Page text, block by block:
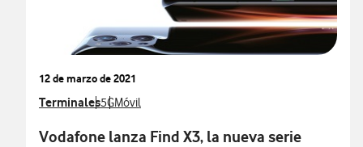
12 de marzo de 2021
Ver más notas de prensa relacionados con
TerminalesVer más notas de prensa relacionados con
5GVer más notas de prensa relacionados con
Móvil
Vodafone lanza Find X3, la nueva serie